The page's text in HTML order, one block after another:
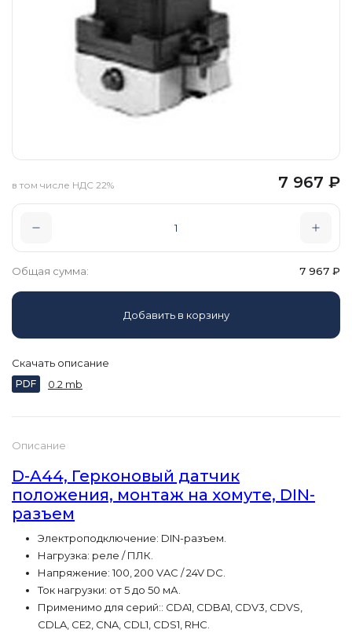
Описание
D-A44, Герконовый датчик
положения, монтаж на хомуте, DIN-
разъем
Электроподключение: DIN-разъем.
Нагрузка: реле / ПЛК.
Напряжение: 100, 200 VAC / 24V DC.
Ток нагрузки: от 5 до 50 мА.
Применимо для серий:: CDA1, CDBA1, CDV3, CDVS,
CDLA, CE2, CNA, CDL1, CDS1, RHC.
7 967 ₽
в том числе НДС 22%
Общая сумма: 7 967 ₽
Добавить в корзину
Скачать описание
PDF 0.2 mb